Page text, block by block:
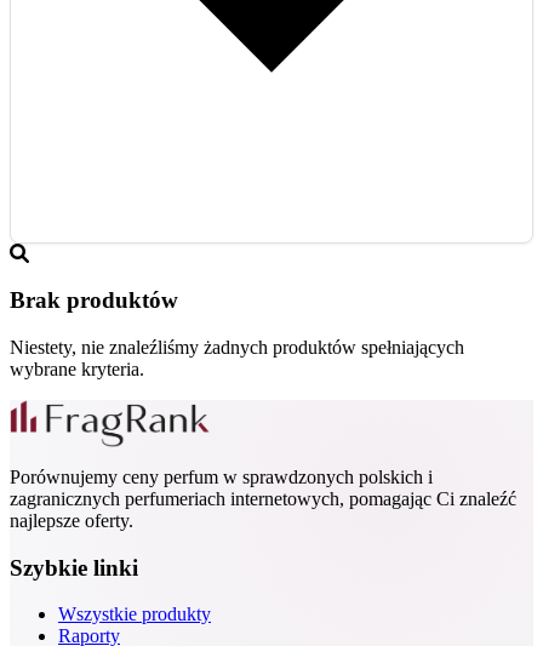
Brak produktów
Niestety, nie znaleźliśmy żadnych produktów spełniających
wybrane kryteria.
Porównujemy ceny perfum w sprawdzonych polskich i
zagranicznych perfumeriach internetowych, pomagając Ci znaleźć
najlepsze oferty.
Szybkie linki
Wszystkie produkty
Raporty